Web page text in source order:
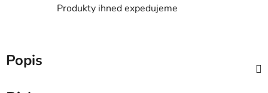
Produkty ihned expedujeme
Popis